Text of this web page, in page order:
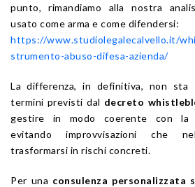
punto, rimandiamo alla nostra
usato come arma e come difendersi:
https://www.studiolegalecalvello.it/
strumento-abuso-difesa-azienda/
La differenza, in definitiva, non
termini previsti dal decreto
gestire in modo coerente con la
evitando improvvisazioni che
trasformarsi in rischi concreti.
Per una consulenza personalizzata